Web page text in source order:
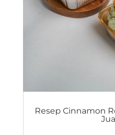
Resep Cinnamon